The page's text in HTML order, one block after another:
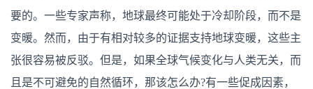
要的。一些专家声称，地球最终可能处于冷却阶段，而不是
变暖。然而，由于有相对较多的证据支持地球变暖，这些主
张很容易被反驳。但是，如果全球气候变化与人类无关，而
且是不可避免的自然循环，那该怎么办?有一些促成因素，